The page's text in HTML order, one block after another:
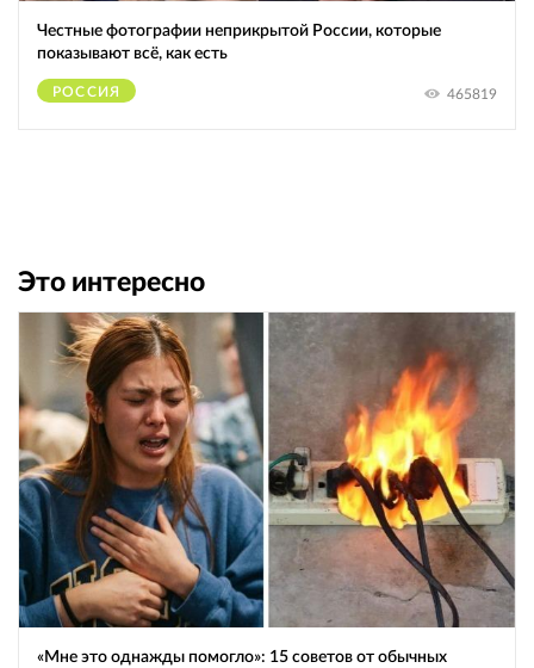
Честные фотографии неприкрытой России, которые
показывают всё, как есть
РОССИЯ 465819
Это интересно
«Мне это однажды помогло»: 15 советов от обычных